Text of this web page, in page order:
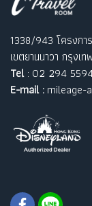
1338/943 โครงกา
เขตยานนาวา กรุงเ
Tel: 02 294
E-mail : mileage-